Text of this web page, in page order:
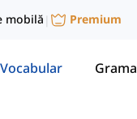
mobilă | Premium
Vocabular